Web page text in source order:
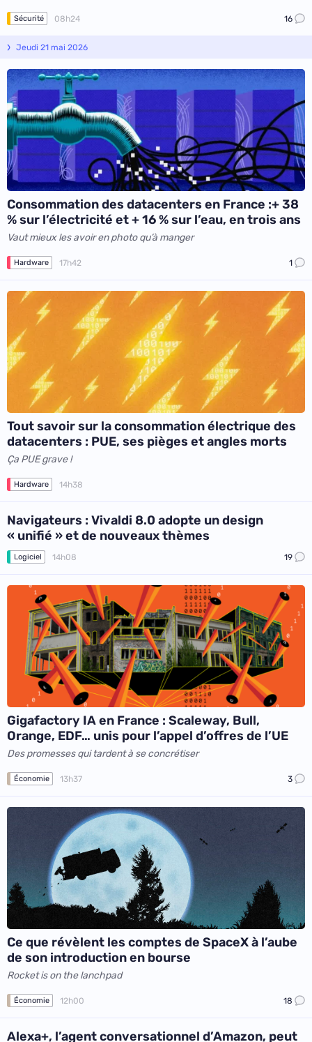
Sécurité 08h24 16
Jeudi 21 mai 2026
Consommation des datacenters en France :+ 38
% sur l’électricité et + 16 % sur l’eau, en trois ans
Vaut mieux les avoir en photo qu’à manger
Hardware 17h42 1
Tout savoir sur la consommation électrique des
datacenters : PUE, ses pièges et angles morts
Ça PUE grave !
Hardware 14h38
Navigateurs : Vivaldi 8.0 adopte un design
« unifié » et de nouveaux thèmes
Logiciel 14h08 19
Gigafactory IA en France : Scaleway, Bull,
Orange, EDF… unis pour l’appel d’offres de l’UE
Des promesses qui tardent à se concrétiser
Économie 13h37 3
Ce que révèlent les comptes de SpaceX à l’aube
de son introduction en bourse
Rocket is on the lanchpad
Économie 12h00 18
Alexa+, l’agent conversationnel d’Amazon, peut